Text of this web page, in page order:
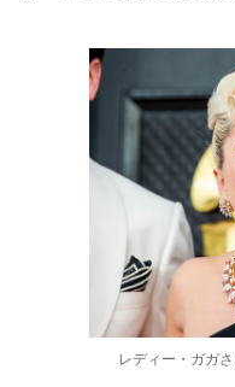
レディー・ガガ